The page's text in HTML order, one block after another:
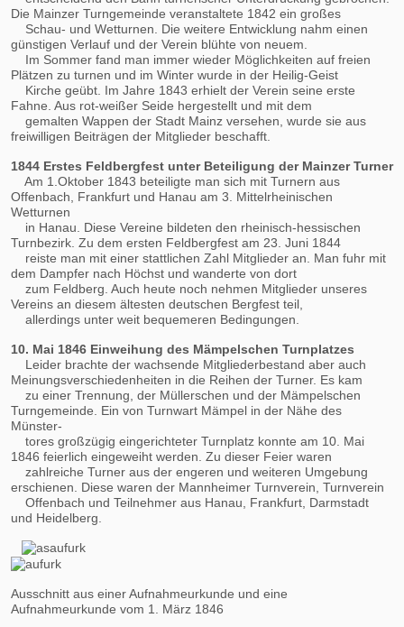
Die Mainzer Turngemeinde veranstaltete 1842 ein großes
Schau- und Wetturnen. Die weitere Entwicklung nahm einen
günstigen Verlauf und der Verein blühte von neuem.
Im Sommer fand man immer wieder Möglichkeiten auf freien
Plätzen zu turnen und im Winter wurde in der Heilig-Geist
Kirche geübt. Im Jahre 1843 erhielt der Verein seine erste
Fahne. Aus rot-weißer Seide hergestellt und mit dem
gemalten Wappen der Stadt Mainz versehen, wurde sie aus
freiwilligen Beiträgen der Mitglieder beschafft.
1844 Erstes Feldbergfest unter Beteiligung der Mainzer Turner
Am 1.Oktober 1843 beteiligte man sich mit Turnern aus
Offenbach, Frankfurt und Hanau am 3. Mittelrheinischen
Wetturnen
in Hanau. Diese Vereine bildeten den rheinisch-hessischen
Turnbezirk. Zu dem ersten Feldbergfest am 23. Juni 1844
reiste man mit einer stattlichen Zahl Mitglieder an. Man fuhr mit
dem Dampfer nach Höchst und wanderte von dort
zum Feldberg. Auch heute noch nehmen Mitglieder unseres
Vereins an diesem ältesten deutschen Bergfest teil,
allerdings unter weit bequemeren Bedingungen.
10. Mai 1846 Einweihung des Mämpelschen Turnplatzes
Leider brachte der wachsende Mitgliederbestand aber auch
Meinungsverschiedenheiten in die Reihen der Turner. Es kam
zu einer Trennung, der Müllerschen und der Mämpelschen
Turngemeinde. Ein von Turnwart Mämpel in der Nähe des
Münster-
tores großzügig eingerichteter Turnplatz konnte am 10. Mai
1846 feierlich eingeweiht werden. Zu dieser Feier waren
zahlreiche Turner aus der engeren und weiteren Umgebung
erschienen. Diese waren der Mannheimer Turnverein, Turnverein
Offenbach und Teilnehmer aus Hanau, Frankfurt, Darmstadt
und Heidelberg.
Ausschnitt aus einer Aufnahmeurkunde und eine
Aufnahmeurkunde vom 1. März 1846